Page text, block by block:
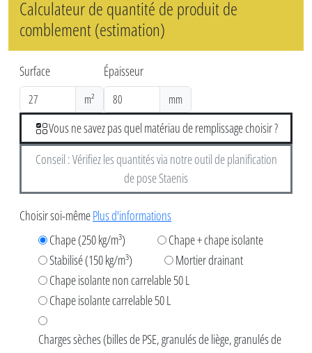
Calculateur de quantité de produit de
comblement (estimation)
Surface
m²
Épaisseur
mm
Vous ne savez pas quel matériau de remplissage choisir ?
Conseil : Vérifiez les quantités via notre outil de planification
de pose Staenis
Choisir soi-mêmePlus d'informations
Chape (250 kg/m³)
Chape + chape isolante
Stabilisé (150 kg/m³)
Mortier drainant
Chape isolante non carrelable 50 L
Chape isolante carrelable 50 L
Charges sèches (billes de PSE, granulés de liège, granulés de